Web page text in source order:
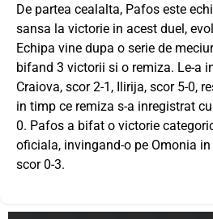
De partea cealalta, Pafos este
sansa la victorie in acest duel,
Echipa vine dupa o serie de
bifand 3 victorii si o remiza. Le-a
Craiova, scor 2-1, Ilirija, scor 5-0,
in timp ce remiza s-a inregistrat
0. Pafos a bifat o victorie
oficiala, invingand-o pe Omonia
scor 0-3.